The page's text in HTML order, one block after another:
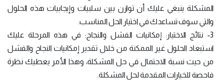
المشكلة ينبغي عليك أن توازن بين سلبيات وإيجابيات هذه الحلول
والتي سوف تساعدك في اختيار الحل المناسب.
3- نتائج الاختيار: إمكانيات الفشل والنجاح: في هذه المرحلة عليك
استبعاد الحلول غير الممكنة من خلال تقدير إمكانيات النجاح والفشل
من حيث نسبة الاحتمال في حل المشكلة، وهذا الأمر يعطيك نظرة
فاحصة للخيارات المقدمة لحل المشكلة.